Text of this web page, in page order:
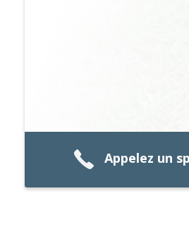
Appelez un